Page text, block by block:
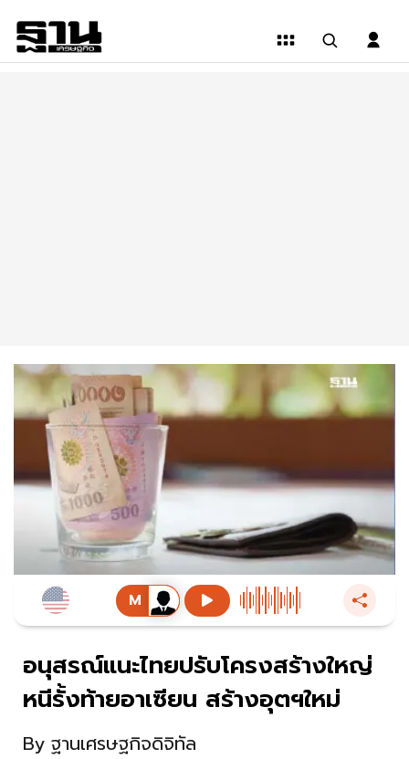
อนุสรณ์แนะไทยปรับโครงสร้างใหญ่
หนีรั้งท้ายอาเซียน สร้างอุตฯใหม่
By ฐานเศรษฐกิจดิจิทัล